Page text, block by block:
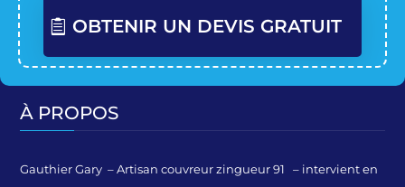
OBTENIR UN DEVIS GRATUIT
À PROPOS
Gauthier Gary – Artisan couvreur zingueur 91 – intervient en